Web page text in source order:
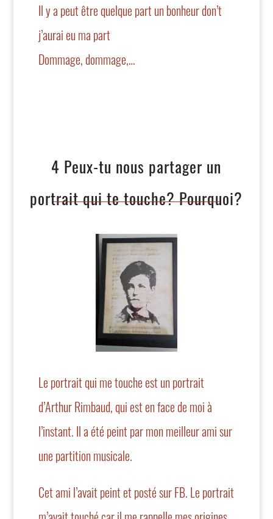
Il y a peut être quelque part un bonheur don’t
j’aurai eu ma part
Dommage, dommage,…
4 Peux-tu nous partager un
portrait qui te touche? Pourquoi?
Le portrait qui me touche est un portrait
d’Arthur Rimbaud, qui est en face de moi à
l’instant. Il a été peint par mon meilleur ami sur
une partition musicale.
Cet ami l’avait peint et posté sur FB. Le portrait